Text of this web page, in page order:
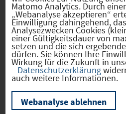
Der Landkreis ist über den
Flughafen München
seinen 274 Destinationen
alle
im In- und Ausland
Fahrradfahrer finden ein
Radwegenetz mit
Matomo Analytics. Durch
„Webanalyse akzeptieren“
Einwilligung dahingehend,
Analysezwecken Cookies
einer Gültigkeitsdauer von
setzen und die sich
dürfen. Sie können Ihre
Wirkung für die Zukunft in
Datenschutzerklärung
auch weitere Informationen.
Webanalyse ablehnen